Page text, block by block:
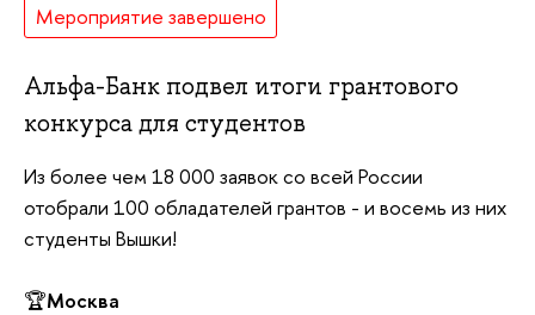
Мероприятие завершено
Альфа-Банк подвел итоги грантового
конкурса для студентов
Из более чем 18 000 заявок со всей России
отобрали 100 обладателей грантов - и восемь из них
студенты Вышки!
🏆Москва